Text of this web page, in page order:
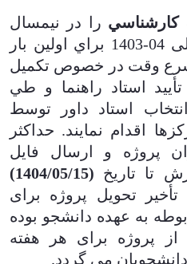
كارشناسي را در نيمسال
تابستان سال تحصیلی 04-1403 براي اولين بار
اسرع وقت در خصوص تكميل
استاد راهنما و طي
استاد داور توسط
اقدام نمايند. حداكثر
پروژه و ارسال فایل
تا تاریخ (1404/05/15)
تحویل پروژه برای
به عهده دانشجو بوده
پروژه برای هر هفته
.